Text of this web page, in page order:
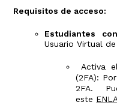
Requisitos de acceso:
Estudiantes
Usuario Virtual
Activa
(2FA):
2FA.
este